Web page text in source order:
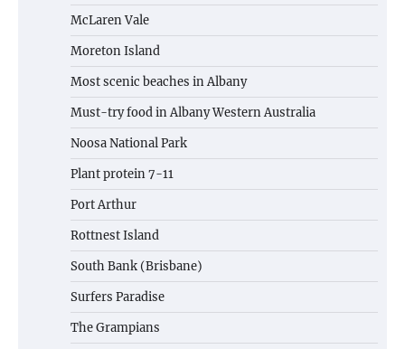
McLaren Vale
Moreton Island
Most scenic beaches in Albany
Must-try food in Albany Western Australia
Noosa National Park
Plant protein 7-11
Port Arthur
Rottnest Island
South Bank (Brisbane)
Surfers Paradise
The Grampians